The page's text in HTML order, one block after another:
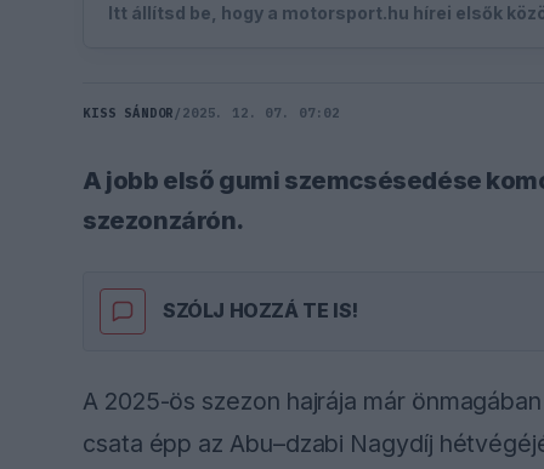
Itt állítsd be, hogy a motorsport.hu hírei elsők
KISS SÁNDOR / 2025. 12. 07. 07:02
A jobb első gumi szemcsésedése
szezonzárón.
SZÓLJ HOZZÁ TE IS!
A 2025-ös szezon hajrája már
csata épp az Abu–dzabi Nagydíj